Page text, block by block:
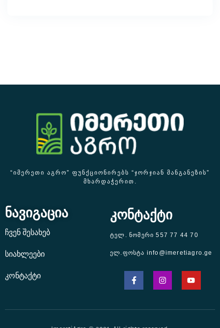
“ᲘᲛᲔᲠᲔᲗᲘ ᲐᲒᲠᲝ” ᲤᲣᲜᲥᲪᲘᲝᲜᲘᲠᲔᲑᲡ “ᲯᲝᲠᲯᲘᲐᲜ ᲛᲐᲜᲒᲐᲜᲔᲖᲘᲡ”
ᲛᲮᲐᲠᲓᲐᲭᲔᲠᲘᲗ.
ნავიგაცია
ჩვენ შესახებ
სიახლეები
კონტაქტი
კონტაქტი
ტელ. ნომერი 557 77 44 70
ელ.ფოსტა info@imeretiagro.ge